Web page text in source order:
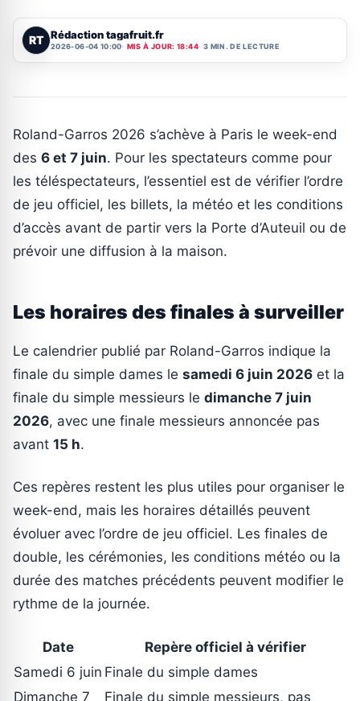
RT Rédaction tagafruit.fr
2026-06-04 10:00 MIS À JOUR: 18:44 3 MIN. DE LECTURE
Roland-Garros 2026 s’achève à Paris le week-end
des 6 et 7 juin. Pour les spectateurs comme pour
les téléspectateurs, l’essentiel est de vérifier l’ordre
de jeu officiel, les billets, la météo et les conditions
d’accès avant de partir vers la Porte d’Auteuil ou de
prévoir une diffusion à la maison.
Les horaires des finales à surveiller
Le calendrier publié par Roland-Garros indique la
finale du simple dames le samedi 6 juin 2026 et la
finale du simple messieurs le dimanche 7 juin
2026, avec une finale messieurs annoncée pas
avant 15 h.
Ces repères restent les plus utiles pour organiser le
week-end, mais les horaires détaillés peuvent
évoluer avec l’ordre de jeu officiel. Les finales de
double, les cérémonies, les conditions météo ou la
durée des matches précédents peuvent modifier le
rythme de la journée.
Date
Repère officiel à vérifier
Samedi 6 juin Finale du simple dames
Dimanche 7
Finale du simple messieurs, pas